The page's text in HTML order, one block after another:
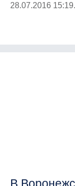
28.07.2016 15:19.
В